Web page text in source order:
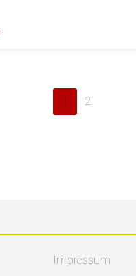
1 2
Impressum